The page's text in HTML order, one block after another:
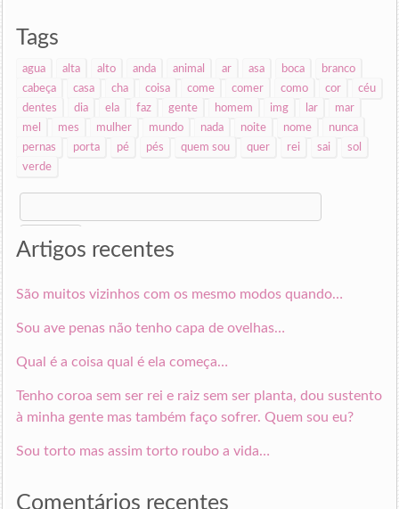
Tags
agua alta alto anda animal ar asa boca
branco
cabeça
casa cha coisa come comer como cor
céu
dentes
dia ela faz gente homem img lar
mar
mel
mes mulher mundo nada noite nome
nunca
pernas
porta pé pés quem sou quer rei sai
sol
verde
Search
for:
Artigos recentes
São muitos vizinhos com os mesmo modos quando…
Sou ave penas não tenho capa de ovelhas…
Qual é a coisa qual é ela começa…
Tenho coroa sem ser rei e raiz sem ser planta, dou sustento
à minha gente mas também faço sofrer. Quem sou eu?
Sou torto mas assim torto roubo a vida…
Comentários recentes